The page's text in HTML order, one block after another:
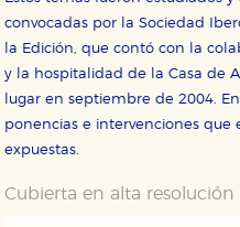
convocadas por la Sociedad
la Edición, que contó con la
y la hospitalidad de la Casa de
lugar en septiembre de 2004.
ponencias e intervenciones que
expuestas.
Cubierta en alta resolución
nuestro sistema. Es
navegador, pero en
correctamente.
Cookies de rendimiento
Estas cookies se
de navegación y
servicios para que no
vez que nos visita. La